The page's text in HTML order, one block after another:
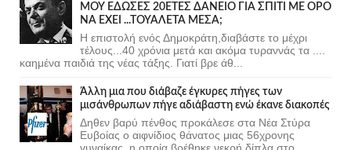
ΜΟΥ ΕΔΩΣΕΣ 20ΕΤΕΣ ΔΑΝΕΙΟ ΓΙΑ ΣΠΙΤΙ ΜΕ ΟΡΟ
ΝΑ ΕΧΕΙ ...ΤΟΥΑΛΕΤΑ ΜΕΣΑ;
Η επιστολή ενός Δημοκράτη,διαβάστε το μέχρι
τέλους...40 χρόνια μετά και ακόμα τυραννάς τα ....
καημένα παιδιά της νέας τάξης. Γιατί βρε άθ...
Άλλη μια που διάβαζε έγκυρες πήγες των
μισάνθρωπων πήγε αδιάβαστη ενώ έκανε διακοπές
Δηθεν βαρύ πένθος προκάλεσε στα Νέα Στύρα
Ευβοίας ο αιφνίδιος θάνατος μιας 56χρονης